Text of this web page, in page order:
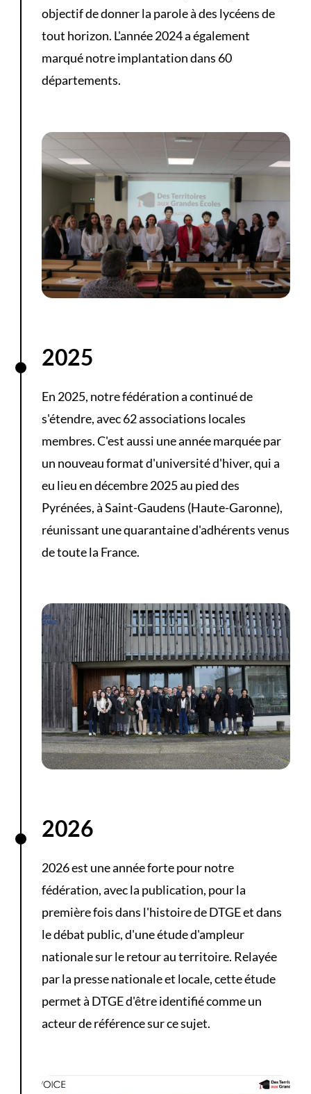
objectif de donner la parole à des lycéens de
tout horizon. L'année 2024 a également
marqué notre implantation dans 60
départements.
2025
En 2025, notre fédération a continué de
s'étendre, avec 62 associations locales
membres. C'est aussi une année marquée par
un nouveau format d'université d'hiver, qui a
eu lieu en décembre 2025 au pied des
Pyrénées, à Saint-Gaudens (Haute-Garonne),
réunissant une quarantaine d'adhérents venus
de toute la France.
2026
2026 est une année forte pour notre
fédération, avec la publication, pour la
première fois dans l'histoire de DTGE et dans
le débat public, d'une étude d'ampleur
nationale sur le retour au territoire. Relayée
par la presse nationale et locale, cette étude
permet à DTGE d'être identifié comme un
acteur de référence sur ce sujet.